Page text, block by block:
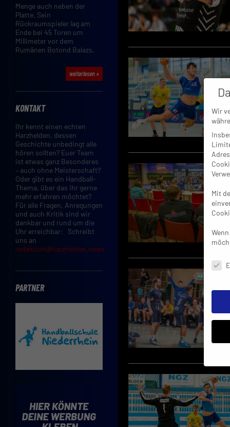
Menge auch neben der
Platte. Sein
Rückraumspieler lag am
Ende bei 45 Toren um
Millimeter vor dem
Rumänen Botond Balazs.
weiterlesen »
KONTAKT
Ihr kennt einen echten
Harzhelden, dessen
Geschichte unbedingt alle
hören sollten? Euer Team
ist etwas ganz Besonderes
– auch ohne Meisterschaft?
Oder gibt es ein Handball-
Thema, über das ihr gerne
mehr erfahren möchtet?
Für alle Fragen, Anregungen
und auch Kritik sind wir
dankbar und rund um die
Uhr erreichbar: Schreibt
uns an
redaktion@harzhelden.news
PARTNER
Wir
Mit